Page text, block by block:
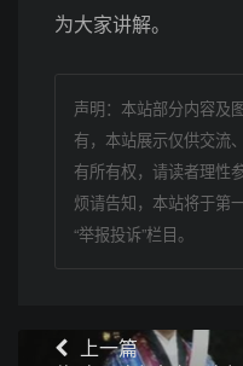
为大家讲解。
声明：本站部分内容及
有，本站展示仅供交流
有所有权，请读者理性
烦请告知，本站将于第
“举报投诉”栏目。
上一篇